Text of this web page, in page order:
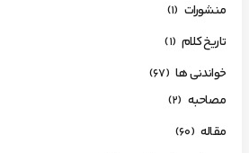
منشورات (1)
تاریخ کلام (1)
خواندنی ها (67)
مصاحبه (2)
مقاله (60)